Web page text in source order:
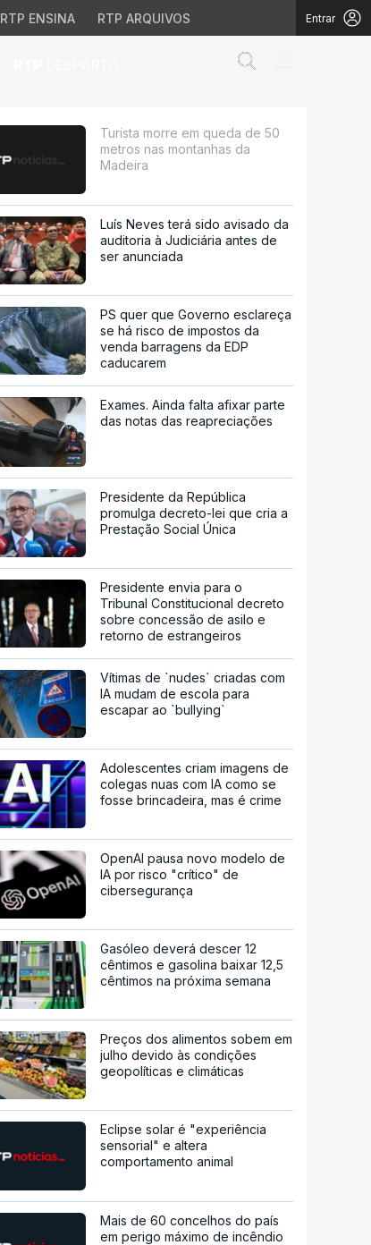
RTP ENSINA RTP ARQUIVOS Entrar
da Madeira
Turista morre em queda de 50
metros nas montanhas da
Madeira
Luís Neves terá sido avisado da
auditoria à Judiciária antes de
ser anunciada
PS quer que Governo esclareça
se há risco de impostos da
venda barragens da EDP
caducarem
Exames. Ainda falta afixar parte
das notas das reapreciações
Presidente da República
promulga decreto-lei que cria a
Prestação Social Única
Presidente envia para o
Tribunal Constitucional decreto
sobre concessão de asilo e
retorno de estrangeiros
Vítimas de `nudes` criadas com
IA mudam de escola para
escapar ao `bullying`
Adolescentes criam imagens de
colegas nuas com IA como se
fosse brincadeira, mas é crime
OpenAI pausa novo modelo de
IA por risco "crítico" de
cibersegurança
Gasóleo deverá descer 12
cêntimos e gasolina baixar 12,5
cêntimos na próxima semana
Preços dos alimentos sobem em
julho devido às condições
geopolíticas e climáticas
Eclipse solar é "experiência
sensorial" e altera
comportamento animal
Mais de 60 concelhos do país
em perigo máximo de incêndio